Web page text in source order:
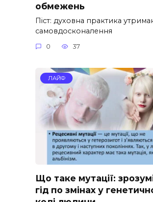
обмежень
Піст: духовна практика
самовдосконалення
0 37
ЛАЙФ
Що таке мутації:
гід по змінах у